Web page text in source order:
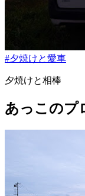
#夕焼けと愛車
夕焼けと相棒
あっこのプ